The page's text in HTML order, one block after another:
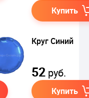
Купить
Круг Синий
52 руб.
Купить